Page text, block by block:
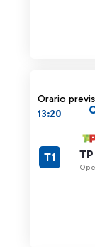
Orario
13:20
T1